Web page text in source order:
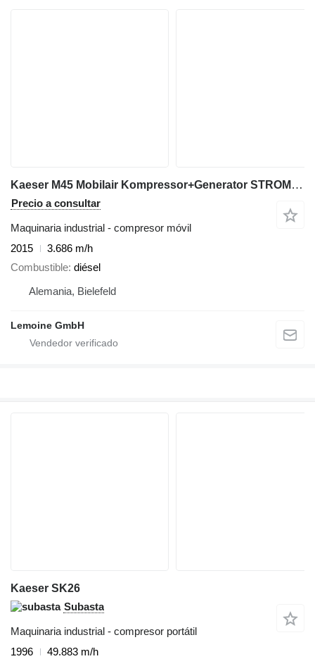
Kaeser M45 Mobilair Kompressor+Generator STROM+LUFT
Precio a consultar
Maquinaria industrial - compresor móvil
2015
3.686 m/h
Combustible diésel
Alemania, Bielefeld
Lemoine GmbH
Kaeser SK26
Subasta
Maquinaria industrial - compresor portátil
1996
49.883 m/h